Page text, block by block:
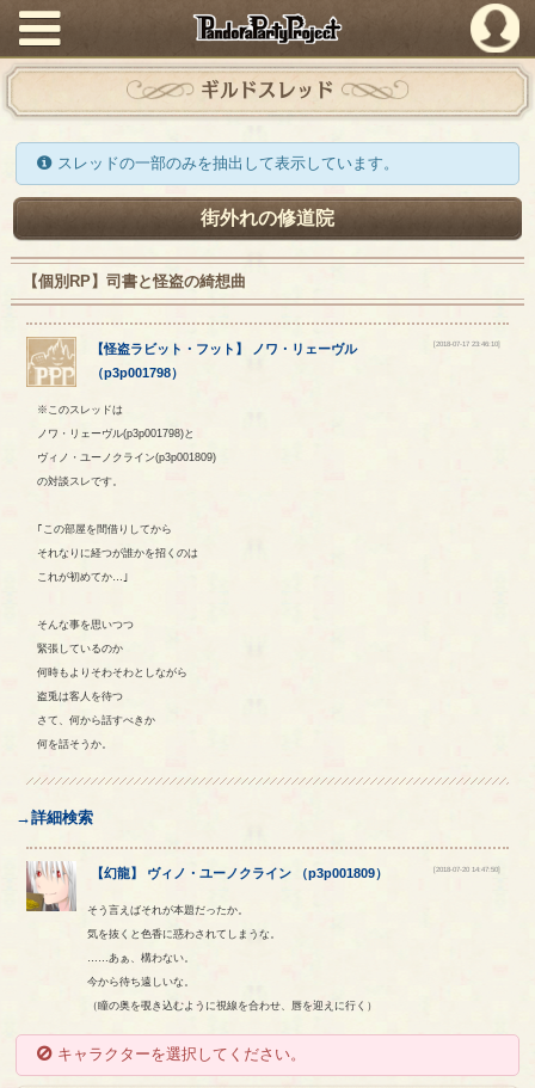
PandoraPartyProject
ギルドスレッド
スレッドの一部のみを抽出して表示しています。
街外れの修道院
【個別RP】司書と怪盗の綺想曲
【怪盗ラビット・フット 】 ノワ ・ リェーヴル
（p3p001798）
[2018-07-17 23:46:10]
※このスレッドは
ノワ・リェーヴル(p3p001798)と
ヴィノ・ユーノクライン(p3p001809)
の対談スレです。
｢この部屋を間借りしてから
それなりに経つが誰かを招くのは
これが初めてか…｣
そんな事を思いつつ
緊張しているのか
何時もよりそわそわとしながら
盗兎は客人を待つ
さて、何から話すべきか
何を話そうか。
→詳細検索
【幻龍】 ヴィノ ・ユーノクライン （p3p001809） [2018-07-20 14:47:50]
そう言えばそれが本題だったか。
気を抜くと色香に惑わされてしまうな。
……あぁ、構わない。
今から待ち遠しいな。
（瞳の奥を覗き込むように視線を合わせ、唇を迎えに行く）
キャラクターを選択してください。